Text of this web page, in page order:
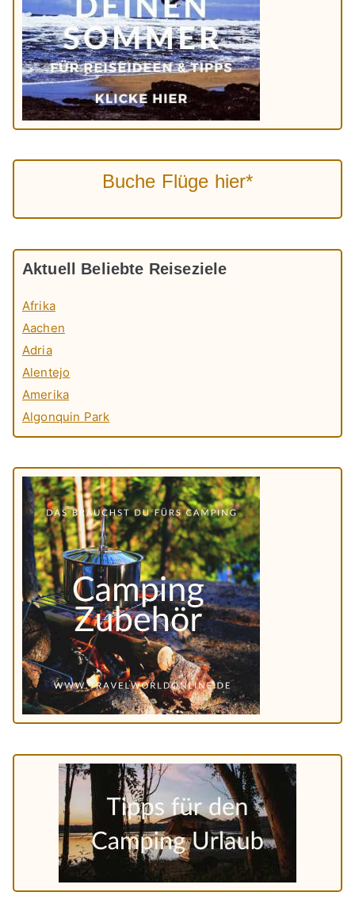
Buche Flüge hier*
Aktuell Beliebte Reiseziele
Afrika
Aachen
Adria
Alentejo
Amerika
Algonquin Park